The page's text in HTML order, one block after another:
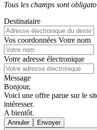
Tous les champs sont
Destinataire
Vos coordonnées Votre nom
Votre adresse électronique
Message
Bonjour,
Voici une offre parue sur le
intéresser.
A bientôt.
Annuler